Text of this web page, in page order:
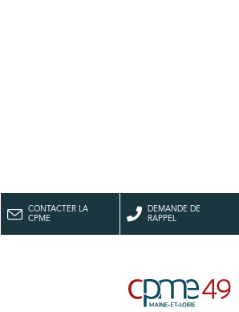
CONTACTER LA
CPME
DEMANDE DE
RAPPEL